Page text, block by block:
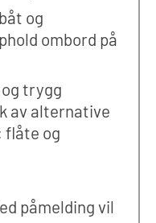
og
ombord på
trygg
av alternative
flåte og
påmelding vil